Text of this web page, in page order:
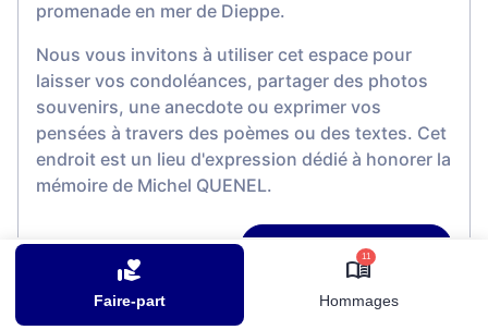
Faire-part
11
Hommages
promenade en mer de Dieppe.
Nous vous invitons à utiliser cet espace pour
laisser vos condoléances, partager des photos
souvenirs, une anecdote ou exprimer vos
pensées à travers des poèmes ou des textes. Cet
endroit est un lieu d'expression dédié à honorer la
mémoire de Michel QUENEL.
Je rends hommage
Cérémonie religieuse